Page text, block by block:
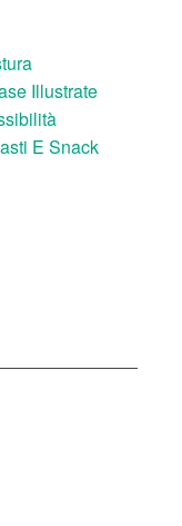
Illustrate
E Snack